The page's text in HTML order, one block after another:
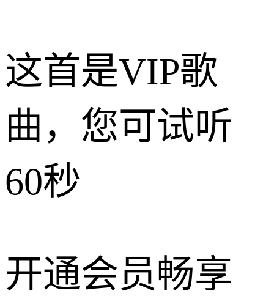
这首是VIP歌
曲，您可试听
60秒
开通会员畅享